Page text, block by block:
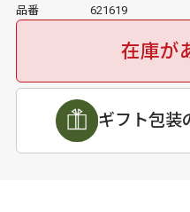
品番 621619
在庫が
ギフト包装